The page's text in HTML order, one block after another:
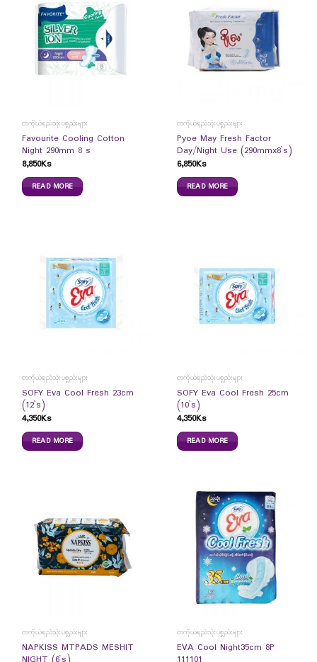
တကိုယ်ရည်သုံးပစ္စည်းများ
Favourite Cooling Cotton
Night 290mm 8 s
8,850Ks
READ MORE
တကိုယ်ရည်သုံးပစ္စည်းများ
Pyoe May Fresh Factor
Day/Night Use (290mmx8`s)
6,850Ks
READ MORE
တကိုယ်ရည်သုံးပစ္စည်းများ
SOFY Eva Cool Fresh 23cm
(12`s)
4,350Ks
READ MORE
တကိုယ်ရည်သုံးပစ္စည်းများ
SOFY Eva Cool Fresh 25cm
(10`s)
4,350Ks
READ MORE
တကိုယ်ရည်သုံးပစ္စည်းများ
NAPKISS MTPADS MESHIT
တကိုယ်ရည်သုံးပစ္စည်းများ
EVA Cool Night35cm 8P